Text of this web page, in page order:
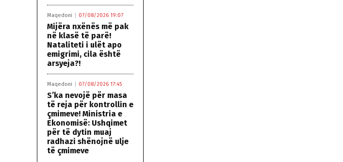
Maqedoni 07/08/2026 19:07
Mijëra nxënës më pak
në klasë të parë!
Nataliteti i ulët apo
emigrimi, cila është
arsyeja?!
Maqedoni 07/08/2026 17:45
S’ka nevojë për masa
të reja për kontrollin e
çmimeve! Ministria e
Ekonomisë: Ushqimet
për të dytin muaj
radhazi shënojnë ulje
të çmimeve